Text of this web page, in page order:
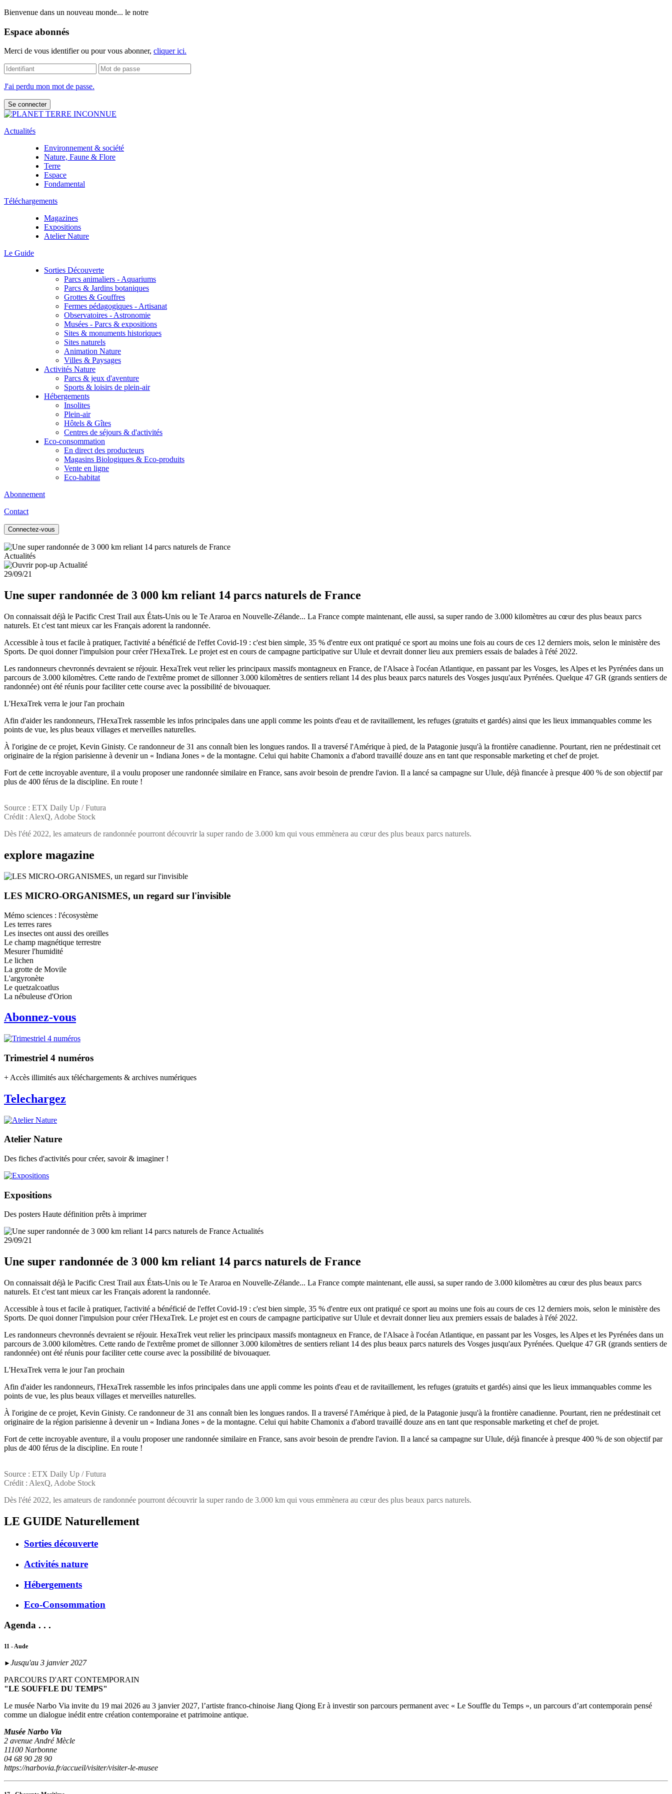
Bienvenue dans un nouveau monde... le notre
Espace abonnés
Merci de vous identifier ou pour vous abonner, cliquer ici.
J'ai perdu mon mot de passe.
Actualités
Environnement & société
Nature, Faune & Flore
Terre
Espace
Fondamental
Téléchargements
Magazines
Expositions
Atelier Nature
Le Guide
Sorties Découverte
Parcs animaliers - Aquariums
Parcs & Jardins botaniques
Grottes & Gouffres
Fermes pédagogiques - Artisanat
Observatoires - Astronomie
Musées - Parcs & expositions
Sites & monuments historiques
Sites naturels
Animation Nature
Villes & Paysages
Activités Nature
Parcs & jeux d'aventure
Sports & loisirs de plein-air
Hébergements
Insolites
Plein-air
Hôtels & Gîtes
Centres de séjours & d'activités
Eco-consommation
En direct des producteurs
Magasins Biologiques & Eco-produits
Vente en ligne
Eco-habitat
Abonnement
Contact
Connectez-vous
Actualités
29/09/21
Une super randonnée de 3 000 km reliant 14 parcs naturels de France
On connaissait déjà le Pacific Crest Trail aux États-Unis ou le Te Araroa en Nouvelle-Zélande... La France compte maintenant, elle aussi, sa super rando de 3.000 kilomètres au cœur des plus beaux parcs
naturels. Et c'est tant mieux car les Français adorent la randonnée.
Accessible à tous et facile à pratiquer, l'activité a bénéficié de l'effet Covid-19 : c'est bien simple, 35 % d'entre eux ont pratiqué ce sport au moins une fois au cours de ces 12 derniers mois, selon le ministère des
Sports. De quoi donner l'impulsion pour créer l'HexaTrek. Le projet est en cours de campagne participative sur Ulule et devrait donner lieu aux premiers essais de balades à l'été 2022.
Les randonneurs chevronnés devraient se réjouir. HexaTrek veut relier les principaux massifs montagneux en France, de l'Alsace à l'océan Atlantique, en passant par les Vosges, les Alpes et les Pyrénées dans un
parcours de 3.000 kilomètres. Cette rando de l'extrême promet de sillonner 3.000 kilomètres de sentiers reliant 14 des plus beaux parcs naturels des Vosges jusqu'aux Pyrénées. Quelque 47 GR (grands sentiers de
randonnée) ont été réunis pour faciliter cette course avec la possibilité de bivouaquer.
L'HexaTrek verra le jour l'an prochain
Afin d'aider les randonneurs, l'HexaTrek rassemble les infos principales dans une appli comme les points d'eau et de ravitaillement, les refuges (gratuits et gardés) ainsi que les lieux immanquables comme les
points de vue, les plus beaux villages et merveilles naturelles.
À l'origine de ce projet, Kevin Ginisty. Ce randonneur de 31 ans connaît bien les longues randos. Il a traversé l'Amérique à pied, de la Patagonie jusqu'à la frontière canadienne. Pourtant, rien ne prédestinait cet
originaire de la région parisienne à devenir un « Indiana Jones » de la montagne. Celui qui habite Chamonix a d'abord travaillé douze ans en tant que responsable marketing et chef de projet.
Fort de cette incroyable aventure, il a voulu proposer une randonnée similaire en France, sans avoir besoin de prendre l'avion. Il a lancé sa campagne sur Ulule, déjà financée à presque 400 % de son objectif par
plus de 400 férus de la discipline. En route !
Source : ETX Daily Up / Futura
Crédit : AlexQ, Adobe Stock
Dès l'été 2022, les amateurs de randonnée pourront découvrir la super rando de 3.000 km qui vous emmènera au cœur des plus beaux parcs naturels.
explore magazine
LES MICRO-ORGANISMES, un regard sur l'invisible
Mémo sciences : l'écosystème
Les terres rares
Les insectes ont aussi des oreilles
Le champ magnétique terrestre
Mesurer l'humidité
Le lichen
La grotte de Movile
L'argyronète
Le quetzalcoatlus
La nébuleuse d'Orion
Abonnez-vous
Trimestriel 4 numéros
+ Accès illimités aux téléchargements & archives numériques
Telechargez
Atelier Nature
Des fiches d'activités pour créer, savoir & imaginer !
Expositions
Des posters Haute définition prêts à imprimer
Actualités
29/09/21
Une super randonnée de 3 000 km reliant 14 parcs naturels de France
On connaissait déjà le Pacific Crest Trail aux États-Unis ou le Te Araroa en Nouvelle-Zélande... La France compte maintenant, elle aussi, sa super rando de 3.000 kilomètres au cœur des plus beaux parcs
naturels. Et c'est tant mieux car les Français adorent la randonnée.
Accessible à tous et facile à pratiquer, l'activité a bénéficié de l'effet Covid-19 : c'est bien simple, 35 % d'entre eux ont pratiqué ce sport au moins une fois au cours de ces 12 derniers mois, selon le ministère des
Sports. De quoi donner l'impulsion pour créer l'HexaTrek. Le projet est en cours de campagne participative sur Ulule et devrait donner lieu aux premiers essais de balades à l'été 2022.
Les randonneurs chevronnés devraient se réjouir. HexaTrek veut relier les principaux massifs montagneux en France, de l'Alsace à l'océan Atlantique, en passant par les Vosges, les Alpes et les Pyrénées dans un
parcours de 3.000 kilomètres. Cette rando de l'extrême promet de sillonner 3.000 kilomètres de sentiers reliant 14 des plus beaux parcs naturels des Vosges jusqu'aux Pyrénées. Quelque 47 GR (grands sentiers de
randonnée) ont été réunis pour faciliter cette course avec la possibilité de bivouaquer.
L'HexaTrek verra le jour l'an prochain
Afin d'aider les randonneurs, l'HexaTrek rassemble les infos principales dans une appli comme les points d'eau et de ravitaillement, les refuges (gratuits et gardés) ainsi que les lieux immanquables comme les
points de vue, les plus beaux villages et merveilles naturelles.
À l'origine de ce projet, Kevin Ginisty. Ce randonneur de 31 ans connaît bien les longues randos. Il a traversé l'Amérique à pied, de la Patagonie jusqu'à la frontière canadienne. Pourtant, rien ne prédestinait cet
originaire de la région parisienne à devenir un « Indiana Jones » de la montagne. Celui qui habite Chamonix a d'abord travaillé douze ans en tant que responsable marketing et chef de projet.
Fort de cette incroyable aventure, il a voulu proposer une randonnée similaire en France, sans avoir besoin de prendre l'avion. Il a lancé sa campagne sur Ulule, déjà financée à presque 400 % de son objectif par
plus de 400 férus de la discipline. En route !
Source : ETX Daily Up / Futura
Crédit : AlexQ, Adobe Stock
Dès l'été 2022, les amateurs de randonnée pourront découvrir la super rando de 3.000 km qui vous emmènera au cœur des plus beaux parcs naturels.
LE GUIDE Naturellement
Sorties découverte
Activités nature
Hébergements
Eco-Consommation
Agenda . . .
11 - Aude
► Jusqu'au 3 janvier 2027
PARCOURS D'ART CONTEMPORAIN
"LE SOUFFLE DU TEMPS"
Le musée Narbo Via invite du 19 mai 2026 au 3 janvier 2027, l’artiste franco-chinoise Jiang Qiong Er à investir son parcours permanent avec « Le Souffle du Temps », un parcours d’art contemporain pensé
comme un dialogue inédit entre création contemporaine et patrimoine antique.
Musée Narbo Via
2 avenue André Mècle
11100 Narbonne
04 68 90 28 90
https://narbovia.fr/accueil/visiter/visiter-le-musee